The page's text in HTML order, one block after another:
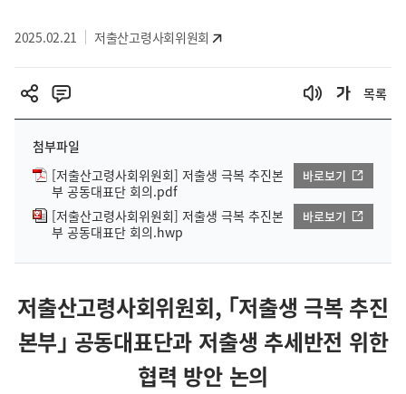
2025.02.21 저출산고령사회위원회
목록
첨부파일
[저출산고령사회위원회] 저출생 극복 추진본
부 공동대표단 회의.pdf
바로보기
[저출산고령사회위원회] 저출생 극복 추진본
부 공동대표단 회의.hwp
바로보기
저출산고령사회위원회, ｢저출생 극복 추진
본부｣ 공동대표단과 저출생 추세반전 위한
협력 방안 논의